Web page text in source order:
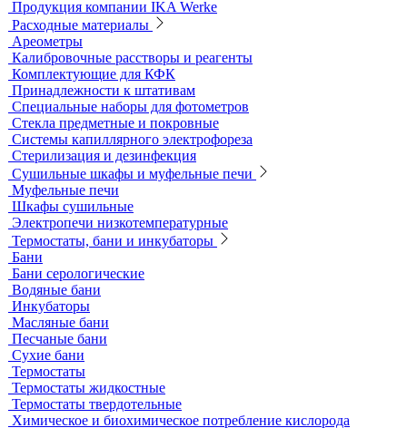
Аналитичесике фильтры
Аспираторы
Пробоотборники
Сорбционные трубки
Оборудование для перемешивания
Общелабораторное оборудование LOIP
Продукция компании IKA Werke
Расходные материалы
Ареометры
Калибровочные расстворы и реагенты
Комплектующие для КФК
Принадлежности к штативам
Специальные наборы для фотометров
Стекла предметные и покровные
Системы капиллярного электрофореза
Стерилизация и дезинфекция
Сушильные шкафы и муфельные печи
Муфельные печи
Шкафы сушильные
Электропечи низкотемпературные